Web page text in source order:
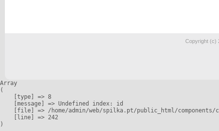
Copyright (c)
Array
(
    [type] => 8
    [message] => Undefined index: id
[file] => /home/admin/web/spilka.pt/public_html/
    [line] => 242